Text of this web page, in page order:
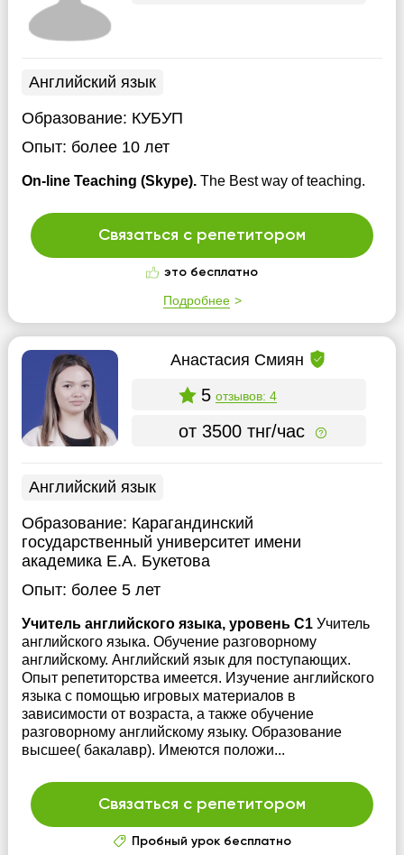
Английский язык
Образование: КУБУП
Опыт: более 10 лет
On-line Teaching (Skype). The Best way of teaching.
Связаться с репетитором
это бесплатно
Подробнее
Анастасия Смиян
5 отзывов: 4
от 3500 тнг/час
Английский язык
Образование: Карагандинский
государственный университет имени
академика Е.А. Букетова
Опыт: более 5 лет
Учитель английского языка, уровень С1 Учитель
английского языка. Обучение разговорному
английскому. Английский язык для поступающих.
Опыт репетиторства имеется. Изучение английского
языка с помощью игровых материалов в
зависимости от возраста, а также обучение
разговорному английскому языку. Образование
высшее( бакалавр). Имеются положи...
Связаться с репетитором
Пробный урок бесплатно